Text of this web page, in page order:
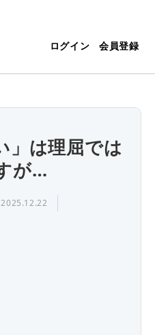
ログイン 会員登録
」は理屈では
が…
2025.12.22